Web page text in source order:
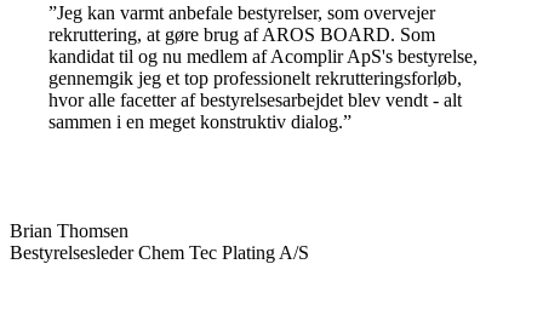
”Jeg kan varmt anbefale bestyrelser, som overvejer
rekruttering, at gøre brug af AROS BOARD. Som
kandidat til og nu medlem af Acomplir ApS's bestyrelse,
gennemgik jeg et top professionelt rekrutteringsforløb,
hvor alle facetter af bestyrelsesarbejdet blev vendt - alt
sammen i en meget konstruktiv dialog.”
Brian Thomsen
Bestyrelsesleder Chem Tec Plating A/S